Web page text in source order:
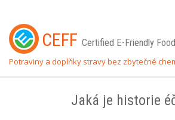
CEFF Certified E-Friendly Food
Potraviny a doplňky stravy bez zbytečné
Jaká je historie